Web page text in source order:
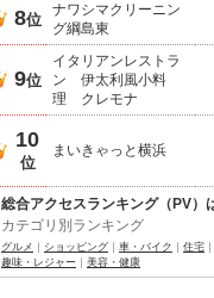
8位
ナワシマクリーニン
グ綱島東
9位
イタリアンレストラ
ン 伊太利風小料
理 クレモナ
10
位
まいきゃっと横浜
総合アクセスランキング（PV）
カテゴリ別ランキング
グルメ ショッピング 車・バイク 住宅
趣味・レジャー
美容・健康